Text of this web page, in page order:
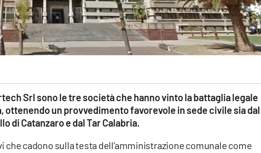
Srl sono le tre società che hanno vinto la battaglia legale
ottenendo un provvedimento favorevole in sede civile sia dal
di Catanzaro e dal Tar Calabria.
cadono sulla testa dell’amministrazione comunale come